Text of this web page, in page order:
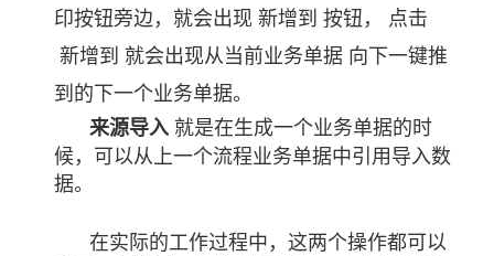
印按钮旁边，就会出现 新增到 按钮， 点击
新增到 就会出现从当前业务单据 向下一键推
到的下一个业务单据。
来源导入 就是在生成一个业务单据的时
候，可以从上一个流程业务单据中引用导入数
据。
在实际的工作过程中，这两个操作都可以